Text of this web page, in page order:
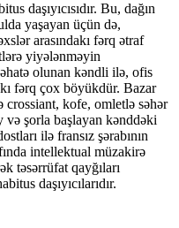
daşıyıcısıdır. Bu, dağın
yaşayan üçün də,
arasındakı fərq ətraf
yiyələnməyin
olunan kəndli ilə, ofis
fərq çox böyükdür. Bazar
kofe, omletlə səhər
şorla başlayan kənddəki
ilə fransız şərabının
intellektual müzakirə
təsərrüfat qayğıları
daşıyıcılarıdır.